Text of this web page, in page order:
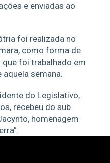
e enviadas ao
foi realizada no
como forma de
foi trabalhado em
semana.
do Legislativo,
recebeu do sub
homenagem